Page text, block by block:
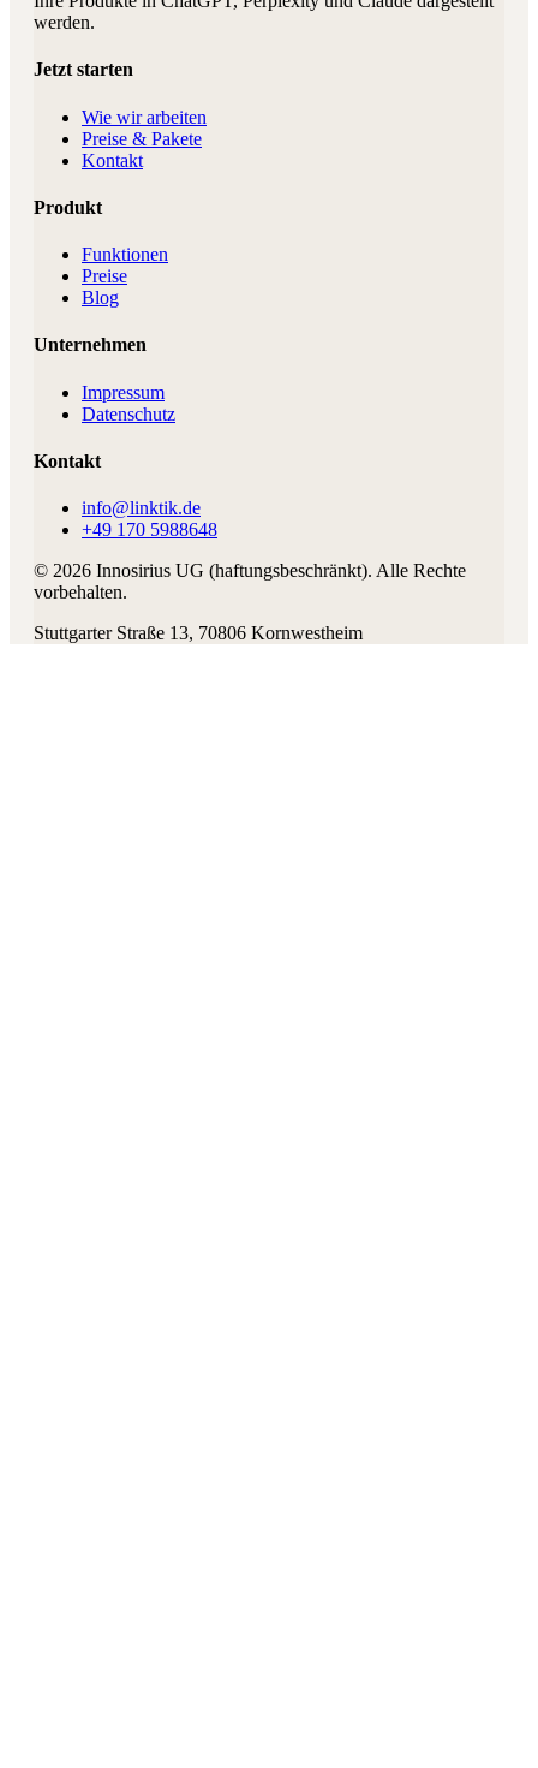
werden.
Jetzt starten
Wie wir arbeiten
Preise & Pakete
Kontakt
Produkt
Funktionen
Preise
Blog
Unternehmen
Impressum
Datenschutz
Kontakt
info@linktik.de
+49 170 5988648
© 2026 Innosirius UG (haftungsbeschränkt). Alle Rechte
vorbehalten.
Stuttgarter Straße 13, 70806 Kornwestheim